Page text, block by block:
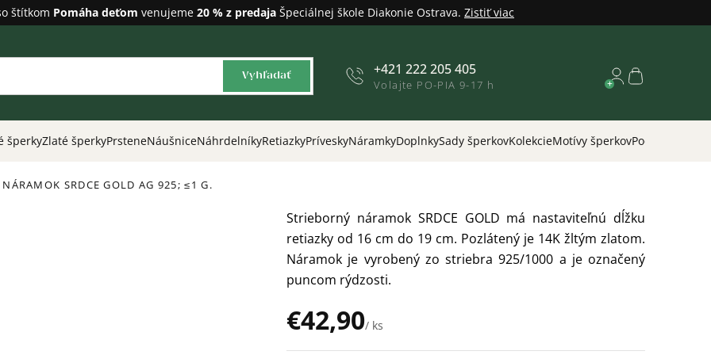
štítkom Pomáha deťom venujeme 20 % z predaja Špeciálnej škole Diakonie Ostrava. Zistiť viac
Vyhľadať +421 222 205 405
Volajte PO-PIA 9-17 h
Nákupný
šperkyZlaté šperkyPrsteneNáušniceNáhrdelníkyRetiazkyPríveskyNáramkyDoplnkySady šperkovKolekcieMotívy šperkovPodľa
SRDCE GOLD AG 925; ≤1 G.
€42,90/ ks
Jednotková
cena:
Strieborný náramok SRDCE GOLD má nastaviteľnú dĺžku
retiazky od 16 cm do 19 cm. Pozlátený je 14K žltým zlatom.
Náramok je vyrobený zo striebra 925/1000 a je označený
puncom rýdzosti.